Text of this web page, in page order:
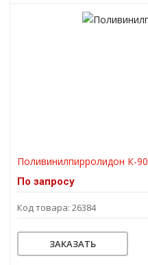
Поливинилпирролидон К-90
По запросу
Код товара: 26384
ЗАКАЗАТЬ